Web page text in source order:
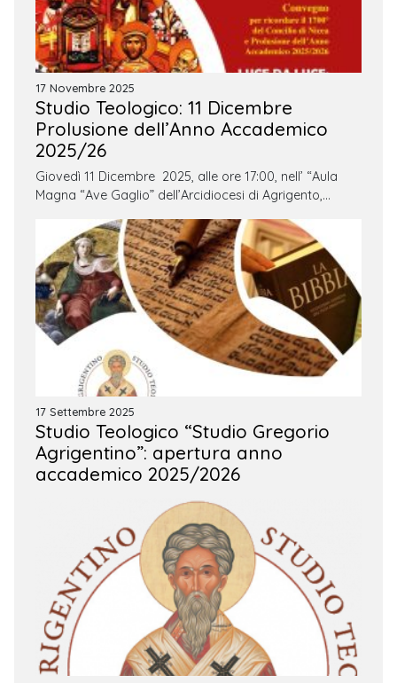
17 Novembre 2025
Studio Teologico: 11 Dicembre
Prolusione dell’Anno Accademico
2025/26
Giovedì 11 Dicembre 2025, alle ore 17:00, nell’ “Aula
Magna “Ave Gaglio” dell’Arcidiocesi di Agrigento,…
17 Settembre 2025
Studio Teologico “Studio Gregorio
Agrigentino”: apertura anno
accademico 2025/2026